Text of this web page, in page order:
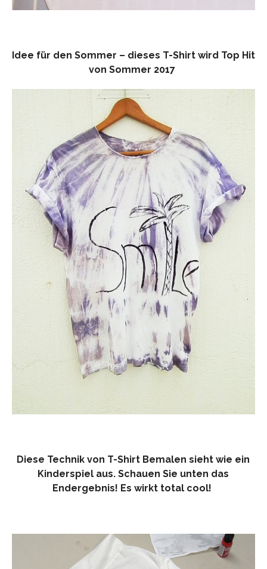
Idee für den Sommer – dieses T-Shirt wird Top Hit
von Sommer 2017
Diese Technik von T-Shirt Bemalen sieht wie ein
Kinderspiel aus. Schauen Sie unten das
Endergebnis! Es wirkt total cool!